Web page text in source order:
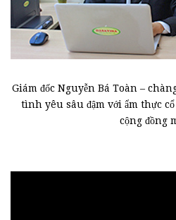
Giám đốc Nguyễn Bá Toàn –
tình yêu sâu đậm với ẩm thực
cộng đồng